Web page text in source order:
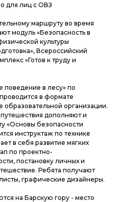
для лиц с ОВЗ
маршруту во время
модуль «Безопасность в
культуры
Всероссийский
«Готов к труду и
поведение в лесу» по
в формате
образовательной организации.
дополняют и
«Основы безопасности
инструктаж по технике
в себя развитие мягких
по проектно-
постановку личных и
Ребята получают
графические дизайнеры.
на Барскую гору - место